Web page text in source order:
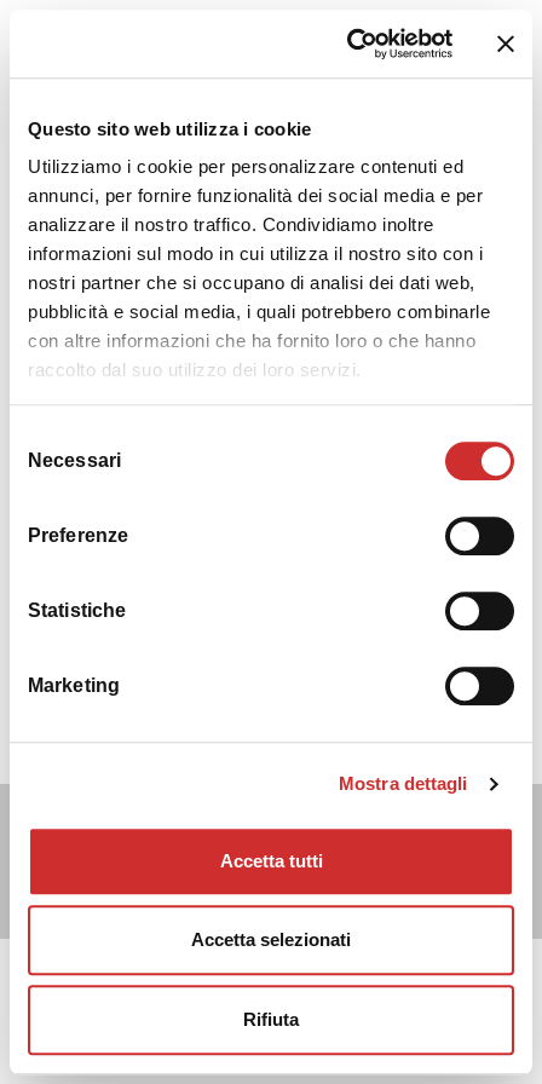
Questo sito web utilizza i cookie
Utilizziamo i cookie per personalizzare contenuti ed
annunci, per fornire funzionalità dei social media e per
analizzare il nostro traffico. Condividiamo inoltre
informazioni sul modo in cui utilizza il nostro sito con i
nostri partner che si occupano di analisi dei dati web,
pubblicità e social media, i quali potrebbero combinarle
con altre informazioni che ha fornito loro o che hanno
raccolto dal suo utilizzo dei loro servizi.
delNecessari
Preferenze
Statistiche
Marketing
Mostra dettagli
Accetta tutti
Accetta selezionati
Rifiuta
BCM103W24_04
COD. BCM103W24_04
privacy|cookies|credits